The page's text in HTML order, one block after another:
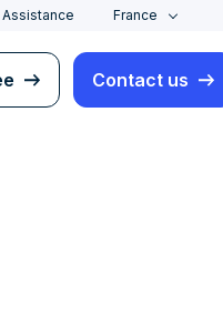
Assistance France
Contact us